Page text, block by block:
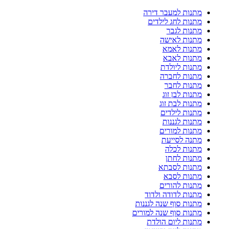
מתנות למעבר דירה
מתנות לחג לילדים
מתנות לגבר
מתנות לאישה
מתנות לאמא
מתנות לאבא
מתנות ליולדת
מתנות לחברה
מתנות לחבר
מתנות לבן זוג
מתנות לבת זוג
מתנות לילדים
מתנות לגננות
מתנות למורים
מתנה לסייעת
מתנות לכלה
מתנות לחתן
מתנות לסבתא
מתנות לסבא
מתנות להורים
מתנות לדודה ולדוד
מתנות סוף שנה לגננות
מתנות סוף שנה למורים
מתנות ליום הולדת